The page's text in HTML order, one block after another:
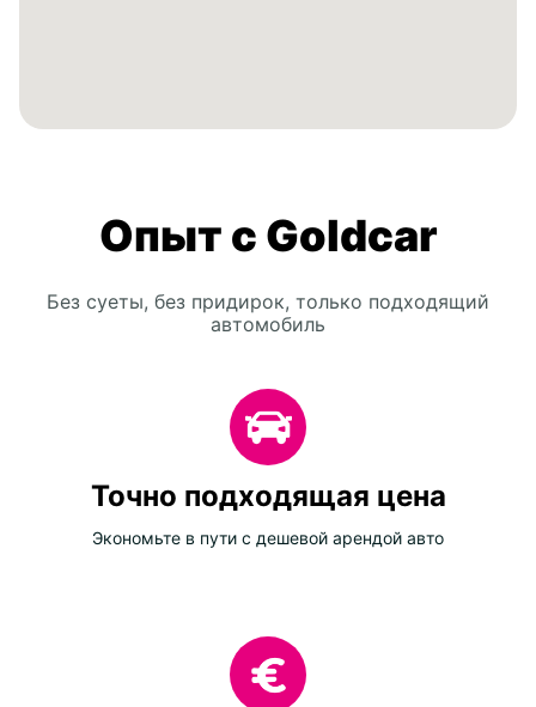
Опыт с Goldcar
Без суеты, без придирок, только подходящий
автомобиль
Точно подходящая цена
Экономьте в пути с дешевой арендой авто